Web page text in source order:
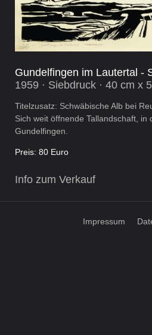
Gundelfingen im Lautertal -
1959 · Siebdruck · 40 cm x
Titelzusatz: Schwäbische Alb bei
Sich weit öffnende Tallandschaft, in
Gundelfingen.
Preis: 80 Euro
Info zum Verkauf
Impressum